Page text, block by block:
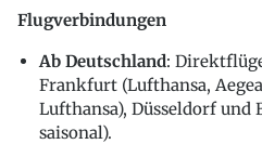
Flugverbindungen
Ab Deutschland:
Frankfurt (Lufthansa,
Lufthansa), Düsseldorf und
saisonal).